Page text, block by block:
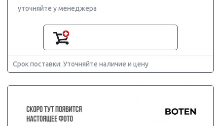
уточняйте у менеджера
Срок поставки: Уточняйте наличие и цену